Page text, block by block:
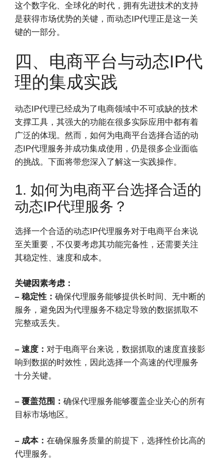
这个数字化、全球化的时代，拥有先进技术的支持
是获得市场优势的关键，而动态IP代理正是这一关
键的一部分。
四、电商平台与动态IP代
理的集成实践
动态IP代理已经成为了电商领域中不可或缺的技术
支撑工具，其强大的功能在很多实际应用中都有着
广泛的体现。然而，如何为电商平台选择合适的动
态IP代理服务并成功集成使用，仍是很多企业面临
的挑战。下面将带您深入了解这一实践操作。
1. 如何为电商平台选择合适的
动态IP代理服务？
选择一个合适的动态IP代理服务对于电商平台来说
至关重要，不仅要考虑其功能完备性，还需要关注
其稳定性、速度和成本。
关键因素考虑：
– 稳定性： 确保代理服务能够提供长时间、无中断的
服务，避免因为代理服务不稳定导致的数据抓取不
完整或丢失。
– 速度： 对于电商平台来说，数据抓取的速度直接影
响到数据的时效性，因此选择一个高速的代理服务
十分关键。
– 覆盖范围： 确保代理服务能够覆盖企业关心的所有
目标市场地区。
– 成本： 在确保服务质量的前提下，选择性价比高的
代理服务。